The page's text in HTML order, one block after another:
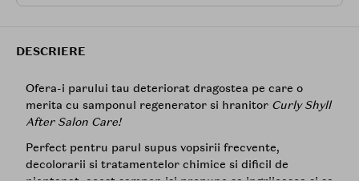
DESCRIERE
Ofera-i parului tau deteriorat dragostea pe care o
merita cu samponul regenerator si hranitor Curly Shyll
After Salon Care!
Perfect pentru parul supus vopsirii frecvente,
decolorarii si tratamentelor chimice si dificil de